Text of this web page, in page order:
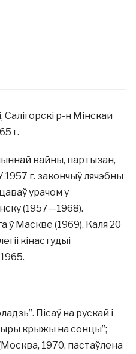
Салігорскі р-н Мінскай
г.
вайны, партызан,
г. закончыў лячэбны
урачом у
(1957—1968).
ў Маскве (1969). Каля 20
кінастудыі
Пісаў на рускай і
крыжы на сонцы”;
1970, пастаўлена